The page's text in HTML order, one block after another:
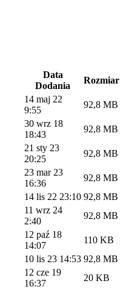
Data
Dodania
Rozmiar
14 maj 22
9:55
92,8 MB
30 wrz 18
18:43
92,8 MB
21 sty 23
20:25
92,8 MB
23 mar 23
16:36
92,8 MB
14 lis 22 23:10 92,8 MB
11 wrz 24
2:40
92,8 MB
12 paź 18
14:07
110 KB
10 lis 23 14:53 92,8 MB
12 cze 19
16:37
20 KB